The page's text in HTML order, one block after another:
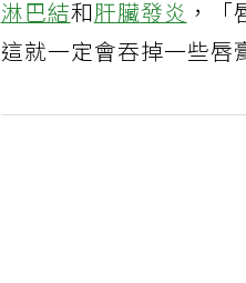
淋巴結和肝臟發炎 ，
這就一定會吞掉一些唇